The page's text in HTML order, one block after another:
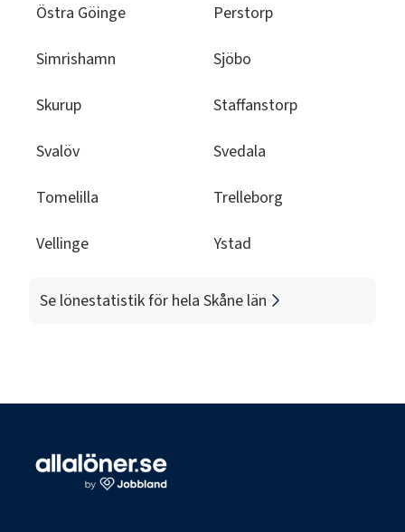
Östra Göinge Perstorp
Simrishamn Sjöbo
Skurup Staffanstorp
Svalöv Svedala
Tomelilla Trelleborg
Vellinge Ystad
Se lönestatistik för hela Skåne län